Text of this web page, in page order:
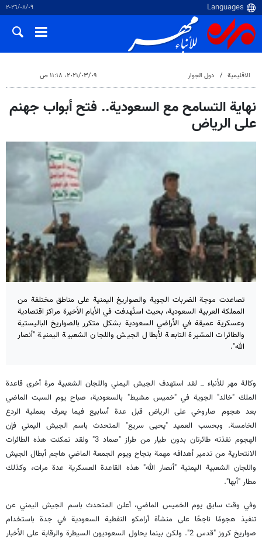
٠٩‏/٠٨‏/٢٠٢٦
الاقلیمیة دول الجوار ٠٩‏/٠٣‏/٢٠٢١، ١١:١٨ ص
نهاية التسامح مع السعودية.. فتح أبواب جهنم
على الرياض
تصاعدت موجة الضربات الجوية والصواريخ اليمنية على مناطق مختلفة من
المملكة العربية السعودية، بحيث استُهدفت في الأيام الأخيرة مراكز اقتصادية
وعسكرية عميقة في الأراضي السعودية بشكل متكرر بالصواريخ الباليستية
والطائرات المسّيرة التابعة لأبطال الجيش واللجان الشعبية اليمنية "أنصار
الله".
وکالة مهر للأنباء _ لقد استهدف الجيش اليمني واللجان الشعبية مرة أخرى قاعدة
الملك "خالد" الجوية في "خميس مشيط" بالسعودية، صباح يوم السبت الماضي
بعد هجوم صاروخي على الرياض قبل عدة أسابيع فيما يعرف بعملية الردع
الخامسة. وبحسب العميد "يحيى سريع" المتحدث باسم الجيش اليمني فإن
الهجوم نفذته طائرتان بدون طيار من طراز "صماد 3" ولقد تمكنت هذه الطائرات
الانتحارية من تدمير أهدافه مهمة بنجاح ويوم الجمعة الماضي هاجم أبطال الجيش
واللجان الشعبية اليمنية "أنصار الله" هذه القاعدة العسكرية عدة مرات، وكذلك
مطار "أبها".
وفي وقت سابق يوم الخميس الماضي، أعلن المتحدث باسم الجيش اليمني عن
تنفيذ هجومًا ناجحًا على منشأة أرامكو النفطية السعودية في جدة باستخدام
صواريخ كروز "قدس 2". ولكن بينما يحاول السعوديون السيطرة والرقابة على الأخبار